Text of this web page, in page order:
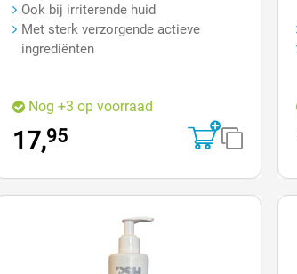
Ook bij irriterende huid
Met sterk verzorgende actieve
ingrediënten
Nog +3 op voorraad
17,95